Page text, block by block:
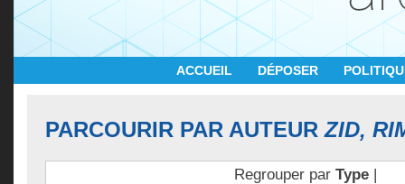
ACCUEIL DÉPOSER
PARCOURIR PAR AUTEURZID,
Regrouper par Type|